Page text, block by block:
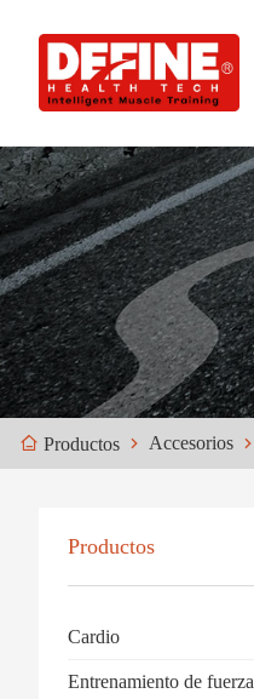
Productos Accesorios
Productos
Cardio
Entrenamiento de fuerza